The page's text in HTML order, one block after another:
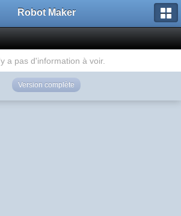
Robot Maker
a pas d'information à voir.
Version complète